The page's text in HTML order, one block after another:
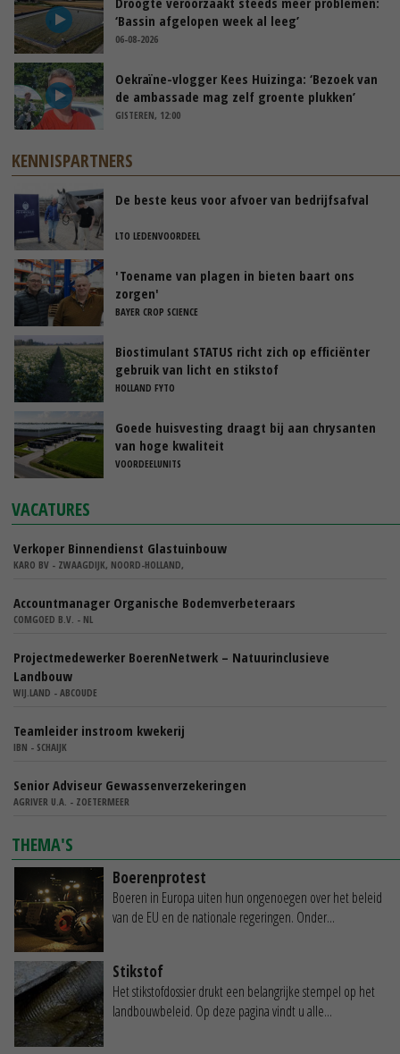
‘Bassin afgelopen week al leeg’
06-08-2026
Oekraïne-vlogger Kees Huizinga: ‘Bezoek van
de ambassade mag zelf groente plukken’
GISTEREN, 12:00
KENNISPARTNERS
De beste keus voor afvoer van bedrijfsafval
LTO LEDENVOORDEEL
'Toename van plagen in bieten baart ons
zorgen'
BAYER CROP SCIENCE
Biostimulant STATUS richt zich op efficiënter
gebruik van licht en stikstof
HOLLAND FYTO
Goede huisvesting draagt bij aan chrysanten
van hoge kwaliteit
VOORDEELUNITS
VACATURES
Verkoper Binnendienst Glastuinbouw
KARO BV - ZWAAGDIJK, NOORD-HOLLAND,
Accountmanager Organische Bodemverbeteraars
COMGOED B.V. - NL
Projectmedewerker BoerenNetwerk – Natuurinclusieve
Landbouw
WIJ.LAND - ABCOUDE
Teamleider instroom kwekerij
IBN - SCHAIJK
Senior Adviseur Gewassenverzekeringen
AGRIVER U.A. - ZOETERMEER
THEMA'S
Boerenprotest
Boeren in Europa uiten hun ongenoegen over het beleid
van de EU en de nationale regeringen. Onder...
Stikstof
Het stikstofdossier drukt een belangrijke stempel op het
landbouwbeleid. Op deze pagina vindt u alle...